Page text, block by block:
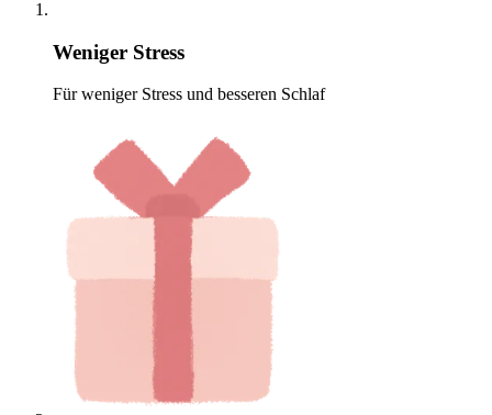
Weniger Stress
Für weniger Stress und besseren Schlaf